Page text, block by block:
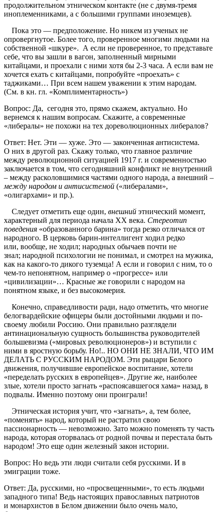
продолжительном этническом контакте (не с двумя-тремя
иноплеменниками, а с большими группами иноземцев).
Пока это — предположение. Но никем из ученых не
опровергнутое. Более того, проверенное многими людьми на
собственной «шкуре». А если не проверенное, то представьте
себе, что вы зашли в вагон, заполненный мирными
китайцами, и проехали с ними хотя бы 2-3 часа. А если вам не
хочется ехать с китайцами, попробуйте «проехать» с
таджиками… При всем нашем уважении к этим народам.
(См. в кн. гл. «Комплиментарность»)
Вопрос: Да, сегодня это, прямо скажем, актуально. Но
вернемся к нашим вопросам. Скажите, а современные
«либералы» не похожи на тех дореволюционных либералов?
Ответ: Нет. Эти — хуже. Это — законченная антисистема.
О них в другой раз. Скажу только, что главное различие
между революционной ситуацией 1917 г. и современностью
заключается в том, что сегодняшний конфликт не внутренний
– между расколовшимися частями одного народа, а внешний –
между народом и антисистемой («либералами»,
«олигархами» и пр.).
Следует отметить еще один, внешний этнический момент,
характерный для периода начала XX века. Стереотип
поведения «образованного барина» тогда резко отличался от
народного. В церковь барин-интеллигент ходил редко
или, вообще, не ходил; народных обычаев почти не
знал; народной психологии не понимал, и смотрел на мужика,
как на какого-то дикого туземца! А если и говорил с ним, то о
чем-то непонятном, например о «прогрессе» или
«цивилизации»… Красные же говорили с народом на
понятном языке, и без высокомерия.
Конечно, справедливости ради, надо отметить, что многие
белогвардейские офицеры были достойными людьми и по-
своему любили Россию. Они правильно разглядели
антинациональную сущность большинства руководителей
большевизма («мировых революционеров») и вступили с
ними в яростную борьбу. Но!.. НО ОНИ НЕ ЗНАЛИ, ЧТО ИМ
ДЕЛАТЬ С РУССКИМ НАРОДОМ. Эти рыцари Белого
движения, получившие европейское воспитание, хотели
«переделать русских в европейцев». Другие же, наиболее
злые, хотели просто загнать «распоясавшегося хама» назад, в
подвалы. Именно поэтому они проиграли!
Этническая история учит, что «загнать», а, тем более,
«поменять» народ, который не растратил свою
пассионарность — невозможно. Зато можно поменять ту часть
народа, которая оторвалась от родной почвы и перестала быть
народом! Это еще один железный закон истории.
Вопрос: Но ведь эти люди считали себя русскими. И в
эмиграции тоже.
Ответ: Да, русскими, но «просвещенными», то есть людьми
западного типа! Ведь настоящих православных патриотов
и монархистов в Белом движении было очень мало,